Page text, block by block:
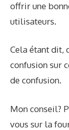
offrir une
utilisateurs.
Cela étant dit,
confusion sur
de confusion.
Mon conseil?
vous sur la